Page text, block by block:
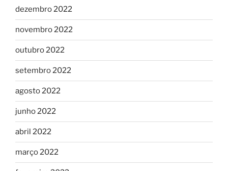
dezembro 2022
novembro 2022
outubro 2022
setembro 2022
agosto 2022
junho 2022
abril 2022
março 2022